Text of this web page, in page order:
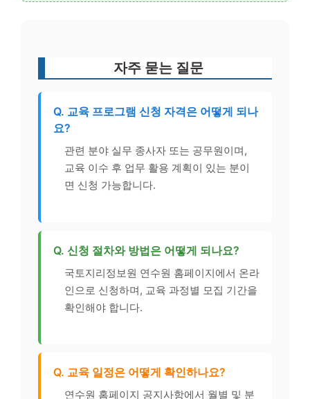
자주 묻는 질문
Q. 교육 프로그램 신청 자격은 어떻게 되나
요?
관련 분야 실무 종사자 또는 공무원이며,
교육 이수 후 업무 활용 계획이 있는 분이
면 신청 가능합니다.
Q. 신청 절차와 방법은 어떻게 되나요?
국토지리정보원 연수원 홈페이지에서 온라
인으로 신청하며, 교육 과정별 모집 기간을
확인해야 합니다.
Q. 교육 일정은 어떻게 확인하나요?
연수원 홈페이지 공지사항에서 월별 및 분